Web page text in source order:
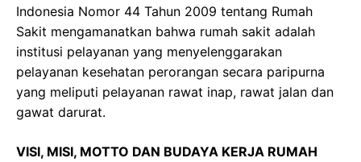
Indonesia Nomor 44 Tahun 2009 tentang Rumah
Sakit mengamanatkan bahwa rumah sakit adalah
institusi pelayanan yang menyelenggarakan
pelayanan kesehatan perorangan secara paripurna
yang meliputi pelayanan rawat inap, rawat jalan dan
gawat darurat.
VISI, MISI, MOTTO DAN BUDAYA KERJA RUMAH